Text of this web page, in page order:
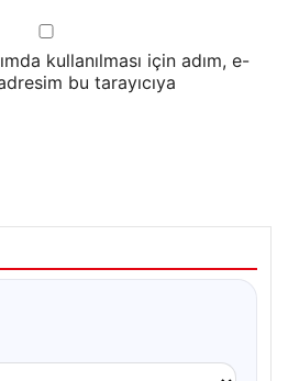
kullanılması için adım, e-
bu tarayıcıya